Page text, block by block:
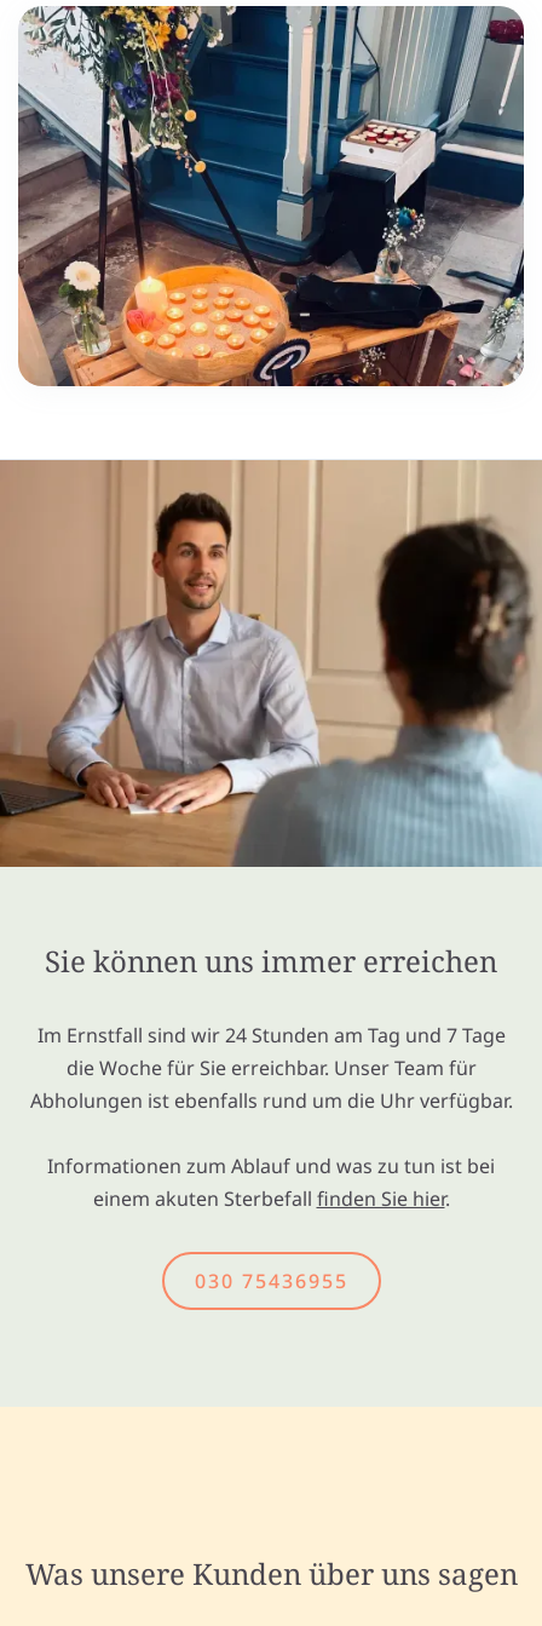
Sie können uns immer erreichen
Im Ernstfall sind wir 24 Stunden am Tag und 7 Tage
die Woche für Sie erreichbar. Unser Team für
Abholungen ist ebenfalls rund um die Uhr verfügbar.
Informationen zum Ablauf und was zu tun ist bei
einem akuten Sterbefall finden Sie hier.
030 75436955
Was unsere Kunden über uns sagen